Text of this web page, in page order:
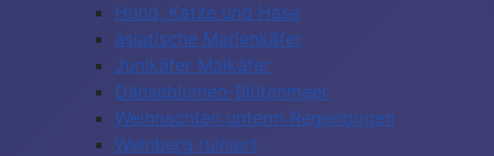
Hund, Katze und Hase
asiatische Marienkäfer
Junikäfer Maikäfer
Gänseblumen-Blütenmeer
Weihnachten unterm Regenbogen
Weinberg ruiniert